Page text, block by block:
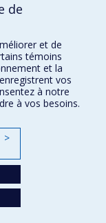
de-Montréal
de
et de
témoins
et la
vos
à notre
à vos besoins.
>